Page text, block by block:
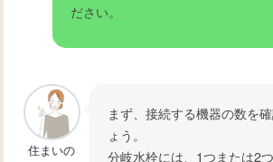
ださい。
住まいの
まず、接続する機器の数を
ょう。
分岐水栓には、1つまたは2